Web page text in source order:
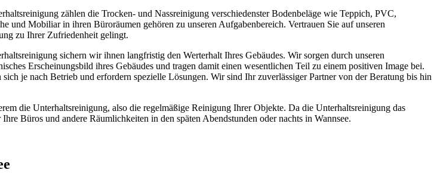
zählen die Trocken- und Nassreinigung verschiedenster Bodenbeläge wie Teppich, PVC,
und Mobiliar in ihren Büroräumen gehören zu unseren Aufgabenbereich. Vertrauen Sie auf unseren
zu Ihrer Zufriedenheit gelingt.
sichern wir ihnen langfristig den Werterhalt Ihres Gebäudes. Wir sorgen durch unseren
Erscheinungsbild ihres Gebäudes und tragen damit einen wesentlichen Teil zu einem positiven Image bei.
je nach Betrieb und erfordern spezielle Lösungen. Wir sind Ihr zuverlässiger Partner von der Beratung bis hin
die Unterhaltsreinigung, also die regelmäßige Reinigung Ihrer Objekte. Da die Unterhaltsreinigung das
Büros und andere Räumlichkeiten in den späten Abendstunden oder nachts in Wannsee.